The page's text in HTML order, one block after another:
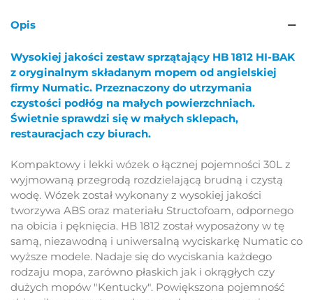
Opis
Wysokiej jakości zestaw sprzątający HB 1812 HI-BAK
z oryginalnym składanym mopem od angielskiej
firmy Numatic. Przeznaczony do utrzymania
czystości podłóg na małych powierzchniach.
Świetnie sprawdzi się w małych sklepach,
restauracjach czy biurach.
Kompaktowy i lekki wózek o łącznej pojemności 30L z
wyjmowaną przegrodą rozdzielającą brudną i czystą
wodę. Wózek został wykonany z wysokiej jakości
tworzywa ABS oraz materiału Structofoam, odpornego
na obicia i pęknięcia. HB 1812 został wyposażony w tę
samą, niezawodną i uniwersalną wyciskarkę Numatic co
wyższe modele. Nadaje się do wyciskania każdego
rodzaju mopa, zarówno płaskich jak i okrągłych czy
dużych mopów "Kentucky". Powiększona pojemność